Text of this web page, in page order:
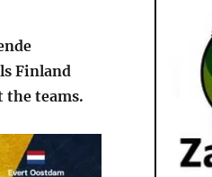
Finland
the teams.